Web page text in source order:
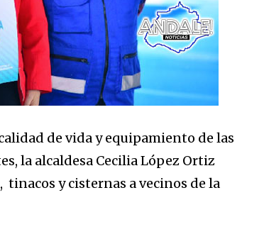
de vida y equipamiento de las
la alcaldesa Cecilia López Ortiz
y cisternas a vecinos de la